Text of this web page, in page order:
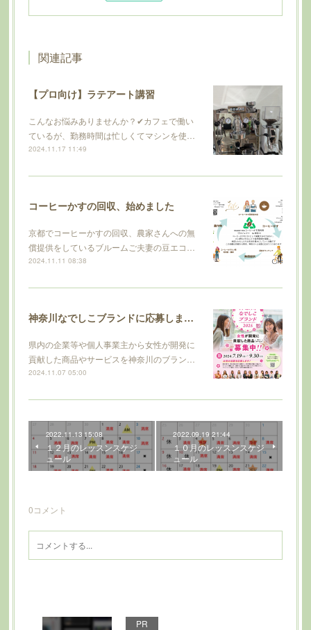
関連記事
【プロ向け】ラテアート講習
こんなお悩みありませんか？✔カフェで働い
ているが、勤務時間は忙しくてマシンを使…
2024.11.17 11:49
コーヒーかすの回収、始めました
京都でコーヒーかすの回収、農家さんへの無
償提供をしているブルームご夫妻の豆エコ…
2024.11.11 08:38
神奈川なでしこブランドに応募しました
県内の企業等や個人事業主から女性が開発に
貢献した商品やサービスを神奈川のブラン…
2024.11.07 05:00
2022.11.13 15:08
１２月のレッスンスケジ
ュール
2022.09.19 21:44
１０月のレッスンスケジ
ュール
0コメント
PR